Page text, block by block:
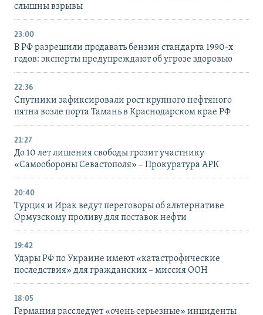
слышны взрывы
23:00
В РФ разрешили продавать бензин стандарта 1990-х
годов: эксперты предупреждают об угрозе здоровью
22:36
Спутники зафиксировали рост крупного нефтяного
пятна возле порта Тамань в Краснодарском крае РФ
21:27
До 10 лет лишения свободы грозит участнику
«Самообороны Севастополя» – Прокуратура АРК
20:40
Турция и Ирак ведут переговоры об альтернативе
Ормузскому проливу для поставок нефти
19:42
Удары РФ по Украине имеют «катастрофические
последствия» для гражданских – миссия ООН
18:05
Германия расследует «очень серьезные» инциденты